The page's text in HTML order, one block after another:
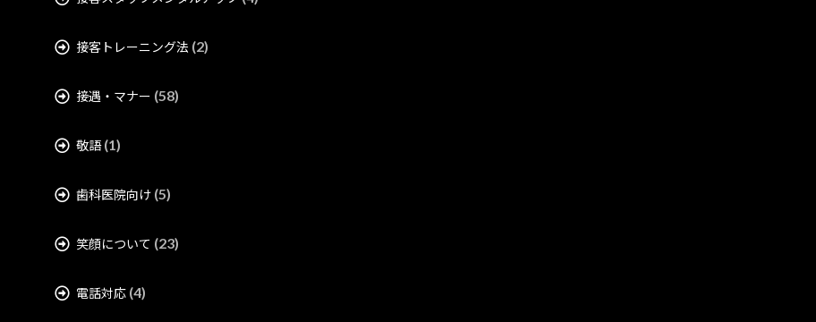
接客トレーニング法 (2)
接遇・マナー (58)
敬語(1)
歯科医院向け (5)
笑顔について (23)
電話対応 (4)